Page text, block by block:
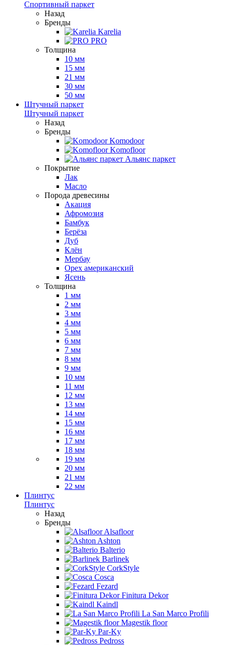
Спортивный паркет
Назад
Бренды
Karelia
PRO
Толщина
10 мм
15 мм
21 мм
30 мм
50 мм
Штучный паркет
Штучный паркет
Назад
Бренды
Komodoor
Komofloor
Альянс паркет
Покрытие
Лак
Масло
Порода древесины
Акация
Афромозия
Бамбук
Берёза
Дуб
Клён
Мербау
Орех американский
Ясень
Толщина
1 мм
2 мм
3 мм
4 мм
5 мм
6 мм
7 мм
8 мм
9 мм
10 мм
11 мм
12 мм
13 мм
14 мм
15 мм
16 мм
17 мм
18 мм
19 мм
20 мм
21 мм
22 мм
Плинтус
Плинтус
Назад
Бренды
Alsafloor
Ashton
Balterio
Barlinek
CorkStyle
Cosca
Fezard
Finitura Dekor
Kaindl
La San Marco Profili
Magestik floor
Par-Ky
Pedross